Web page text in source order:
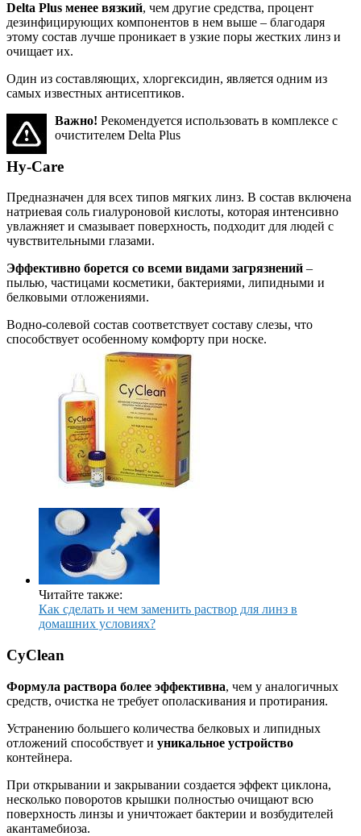
Delta Plus менее вязкий, чем другие средства, процент
дезинфицирующих компонентов в нем выше – благодаря
этому состав лучше проникает в узкие поры жестких линз и
очищает их.
Один из составляющих, хлоргексидин, является одним из
самых известных антисептиков.
Важно! Рекомендуется использовать в комплексе с
очистителем Delta Plus
Hy-Care
Предназначен для всех типов мягких линз. В состав включена
натриевая соль гиалуроновой кислоты, которая интенсивно
увлажняет и смазывает поверхность, подходит для людей с
чувствительными глазами.
Эффективно борется со всеми видами загрязнений –
пылью, частицами косметики, бактериями, липидными и
белковыми отложениями.
Водно-солевой состав соответствует составу слезы, что
способствует особенному комфорту при носке.
Читайте также:
Как сделать и чем заменить раствор для линз в
домашних условиях?
CyClean
Формула раствора более эффективна, чем у аналогичных
средств, очистка не требует ополаскивания и протирания.
Устранению большего количества белковых и липидных
отложений способствует и уникальное устройство
контейнера.
При открывании и закрывании создается эффект циклона,
несколько поворотов крышки полностью очищают всю
поверхность линзы и уничтожает бактерии и возбудителей
акантамебиоза.